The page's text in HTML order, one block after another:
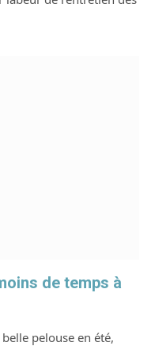
de temps à
pelouse en été,